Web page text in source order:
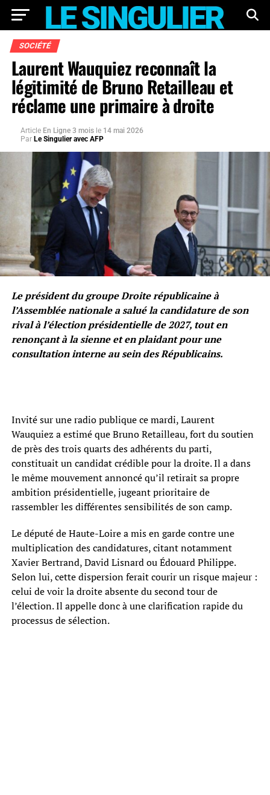
SOCIÉTÉ
Laurent Wauquiez reconnaît la
légitimité de Bruno Retailleau et
réclame une primaire à droite
Article En Ligne 3 mois le 14 mai 2026
Par Le Singulier avec AFP
Le président du groupe Droite républicaine à
l’Assemblée nationale a salué la candidature de son
rival à l’élection présidentielle de 2027, tout en
renonçant à la sienne et en plaidant pour une
consultation interne au sein des Républicains.
Invité sur une radio publique ce mardi, Laurent
Wauquiez a estimé que Bruno Retailleau, fort du soutien
de près des trois quarts des adhérents du parti,
constituait un candidat crédible pour la droite. Il a dans
le même mouvement annoncé qu’il retirait sa propre
ambition présidentielle, jugeant prioritaire de
rassembler les différentes sensibilités de son camp.
Le député de Haute-Loire a mis en garde contre une
multiplication des candidatures, citant notamment
Xavier Bertrand, David Lisnard ou Édouard Philippe.
Selon lui, cette dispersion ferait courir un risque majeur :
celui de voir la droite absente du second tour de
l’élection. Il appelle donc à une clarification rapide du
processus de sélection.